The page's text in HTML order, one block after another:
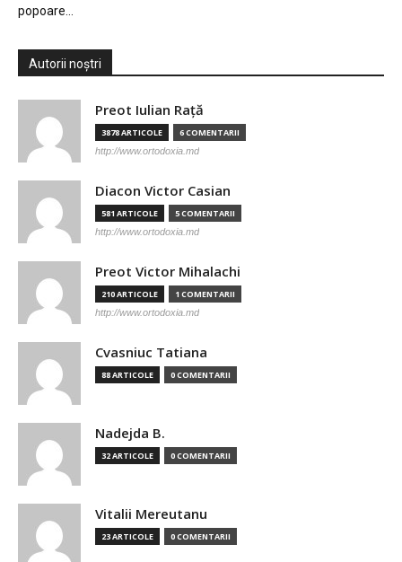
popoare…
Autorii noștri
Preot Iulian Raţă
3878 ARTICOLE 6 COMENTARII
http://www.ortodoxia.md
Diacon Victor Casian
581 ARTICOLE 5 COMENTARII
http://www.ortodoxia.md
Preot Victor Mihalachi
210 ARTICOLE 1 COMENTARII
http://www.ortodoxia.md
Cvasniuc Tatiana
88 ARTICOLE 0 COMENTARII
Nadejda B.
32 ARTICOLE 0 COMENTARII
Vitalii Mereutanu
23 ARTICOLE 0 COMENTARII